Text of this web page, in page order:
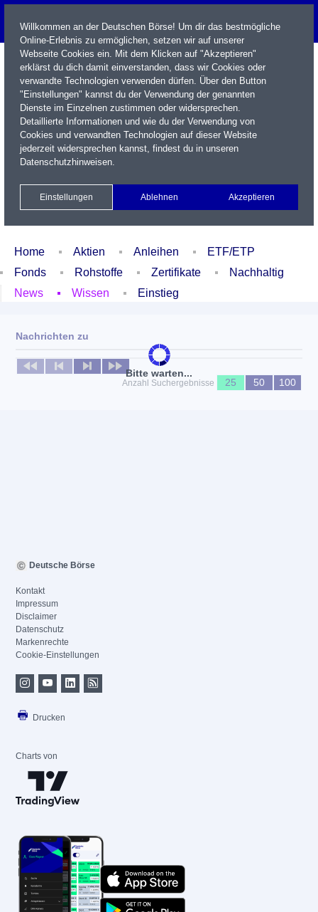
Name / WKN / ISIN / Kürzel
Xetra Realtime
Watchlist Portfolio Login
Home Aktien Anleihen
ETF/ETP
Fonds
Rohstoffe Zertifikate
Nachhaltig
News
Wissen Einstieg
Bitte warten...
Nachrichten zu
Keine News verfügbar
Anzahl Suchergebnisse
25 50 100
Willkommen an der Deutschen Börse! Um dir das bestmögliche
Online-Erlebnis zu ermöglichen, setzen wir auf unserer
Webseite Cookies ein. Mit dem Klicken auf "Akzeptieren"
erklärst du dich damit einverstanden, dass wir Cookies oder
verwandte Technologien verwenden dürfen. Über den Button
"Einstellungen" kannst du der Verwendung der genannten
Dienste im Einzelnen zustimmen oder widersprechen.
Detaillierte Informationen und wie du der Verwendung von
Cookies und verwandten Technologien auf dieser Website
jederzeit widersprechen kannst, findest du in unseren
Datenschutzhinweisen.
Einstellungen Ablehnen Akzeptieren
Deutsche Börse
Kontakt
Impressum
Disclaimer
Datenschutz
Markenrechte
Cookie-Einstellungen
Drucken
Charts von